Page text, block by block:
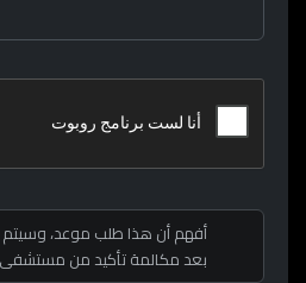
أفهم أن هذا طلب موعد، وسيتم تأكيد
بعد مكالمة تأكيد من مستشفى